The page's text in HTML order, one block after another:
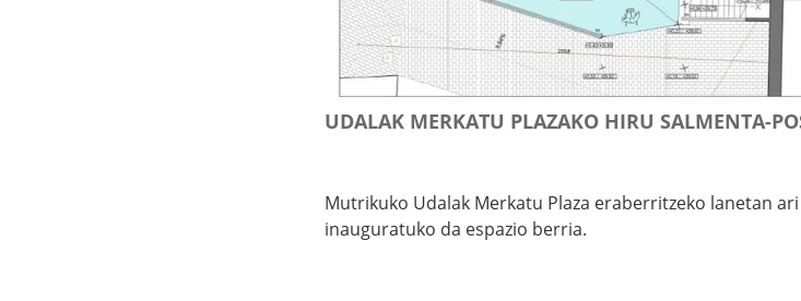
UDALAK MERKATU PLAZAKO HIRU SALMENTA-
Mutrikuko Udalak Merkatu Plaza eraberritzeko lanetan
inauguratuko da espazio berria.